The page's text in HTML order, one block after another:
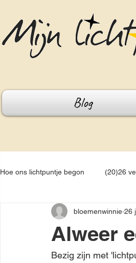
Blog
Hoe ons lichtpuntje begon (20)26
Alweer
bloemenwinnie 26
Bezig zijn met